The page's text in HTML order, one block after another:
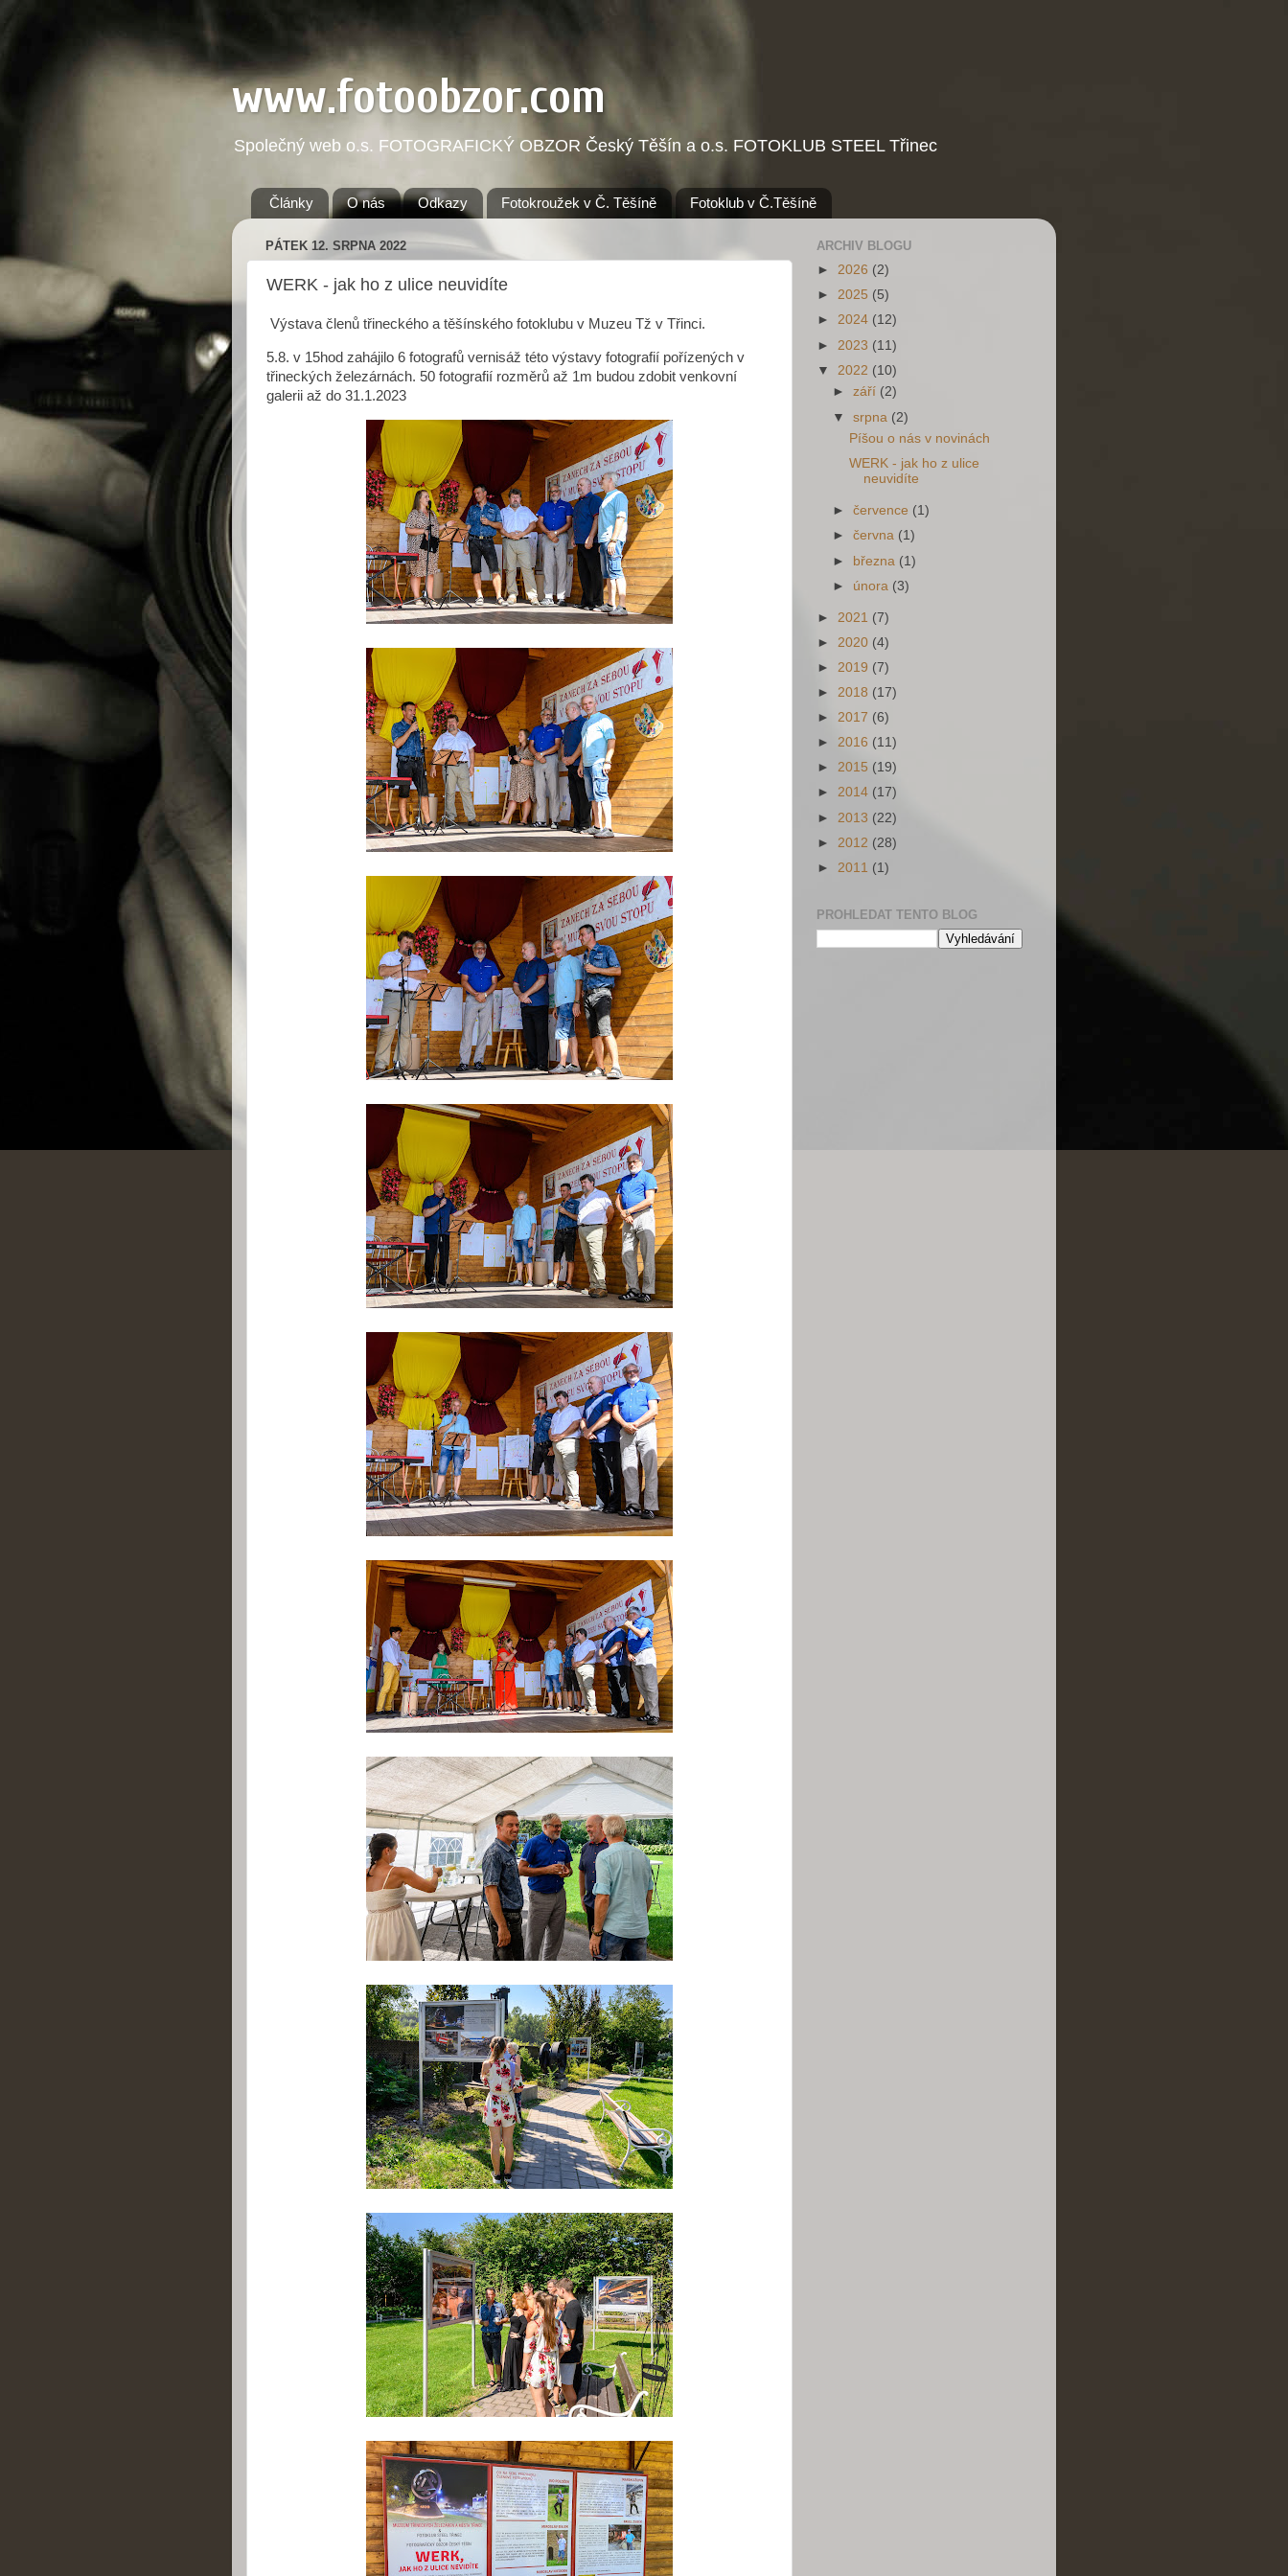
www.fotoobzor.com
Společný web o.s. FOTOGRAFICKÝ OBZOR Český Těšín a o.s. FOTOKLUB STEEL Třinec
Články O nás Odkazy Fotokroužek v Č. Těšíně Fotoklub v Č.Těšíně
PÁTEK 12. SRPNA 2022
WERK - jak ho z ulice neuvidíte
Výstava členů třineckého a těšínského fotoklubu v Muzeu Tž v Třinci.
5.8. v 15hod zahájilo 6 fotografů vernisáž této výstavy fotografií pořízených v
třineckých železárnách. 50 fotografií rozměrů až 1m budou zdobit venkovní
galerii až do 31.1.2023
ARCHIV BLOGU
► 2026 (2)
► 2025 (5)
► 2024 (12)
► 2023 (11)
▼ 2022 (10)
►září (2)
▼srpna (2)
Píšou o nás v novinách
WERK - jak ho z ulice
neuvidíte
►července (1)
►června (1)
► března (1)
► února (3)
► 2021 (7)
► 2020 (4)
► 2019 (7)
► 2018 (17)
► 2017 (6)
► 2016 (11)
► 2015 (19)
► 2014 (17)
► 2013 (22)
► 2012 (28)
► 2011 (1)
PROHLEDAT TENTO BLOG